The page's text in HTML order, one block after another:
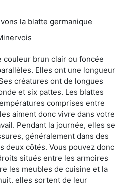
la blatte germanique
couleur brun clair ou foncée
Elles ont une longueur
créatures ont de longues
et six pattes. Les blattes
comprises entre
aiment donc vivre dans votre
Pendant la journée, elles se
généralement dans des
deux côtés. Vous pouvez donc
situés entre les armoires
les meubles de cuisine et la
elles sortent de leur